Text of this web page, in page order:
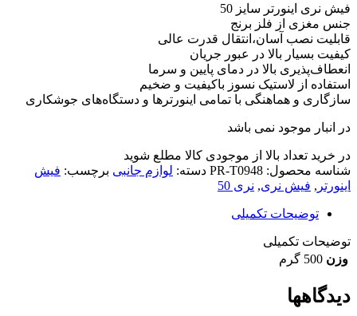
فیش نری اینورتر سایز 50
جنس مغزی از فلز برنج
قابلیت نصب آسان،انتقال قدرت عالی
کیفیت بسیار بالا در عبور جریان
انعطاف‌پذیری بالا در دمای پایین و سرما
استفاده از لاستیک نسوز باکیفیت و ضخیم
سازگاری و هماهنگی با تمامی اینورترها و دستگاه‌های جوشکاری
در انبار موجود نمی باشد
در خرید تعداد بالا از موجودی کالا مطلع شوید
شناسه محصول: PR-T0948 دسته: لوازم جانبی برچسب: فیش
اینورتر , فیش نری, نری 50
توضیحات تکمیلی
توضیحات تکمیلی
وزن 500 گرم
دیدگاهها